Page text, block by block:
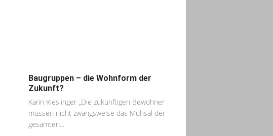
Baugruppen – die Wohnform der
Zukunft?
Karin Kieslinger „Die zukünftigen Bewohner
müssen nicht zwangsweise das Mühsal der
gesamten...